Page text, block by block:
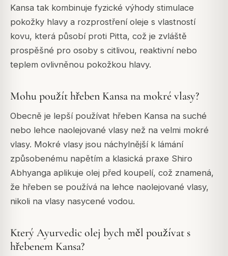
Kansa tak kombinuje fyzické výhody stimulace
pokožky hlavy a rozprostření oleje s vlastností
kovu, která působí proti Pitta, což je zvláště
prospěšné pro osoby s citlivou, reaktivní nebo
teplem ovlivněnou pokožkou hlavy.
Mohu použít hřeben Kansa na mokré vlasy?
Obecně je lepší používat hřeben Kansa na suché
nebo lehce naolejované vlasy než na velmi mokré
vlasy. Mokré vlasy jsou náchylnější k lámání
způsobenému napětím a klasická praxe Shiro
Abhyanga aplikuje olej před koupelí, což znamená,
že hřeben se používá na lehce naolejované vlasy,
nikoli na vlasy nasycené vodou.
Který Ayurvedic olej bych měl používat s
hřebenem Kansa?